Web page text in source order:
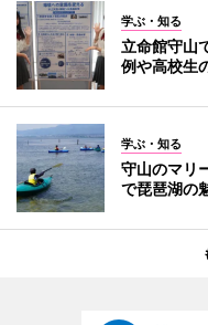
学ぶ・知る
立命館守山
例や高校生
学ぶ・知る
守山のマリ
で琵琶湖の